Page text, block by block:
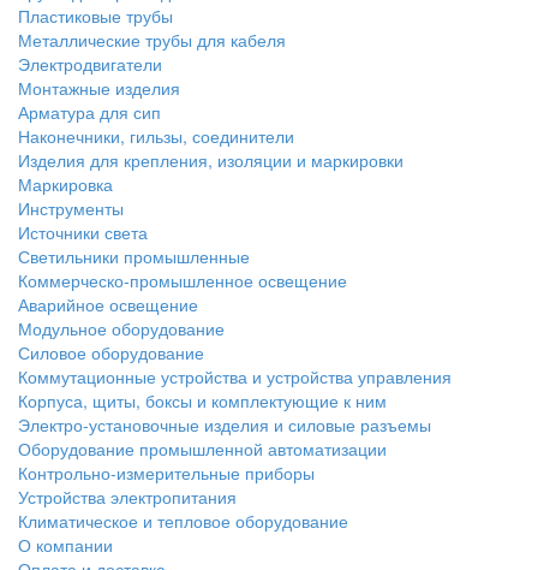
Пластиковые трубы
Металлические трубы для кабеля
Электродвигатели
Монтажные изделия
Арматура для сип
Наконечники, гильзы, соединители
Изделия для крепления, изоляции и маркировки
Маркировка
Инструменты
Источники света
Светильники промышленные
Коммерческо-промышленное освещение
Аварийное освещение
Модульное оборудование
Силовое оборудование
Коммутационные устройства и устройства управления
Корпуса, щиты, боксы и комплектующие к ним
Электро-установочные изделия и силовые разъемы
Оборудование промышленной автоматизации
Контрольно-измерительные приборы
Устройства электропитания
Климатическое и тепловое оборудование
О компании